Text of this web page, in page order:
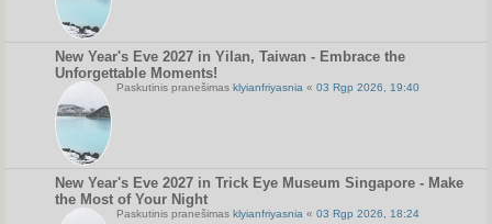
New Year's Eve 2027 in Yilan, Taiwan - Embrace the
Unforgettable Moments!
Paskutinis pranešimas klyianfriyasnia « 03 Rgp 2026, 19:40
New Year's Eve 2027 in Trick Eye Museum Singapore - Make
the Most of Your Night
Paskutinis pranešimas klyianfriyasnia « 03 Rgp 2026, 18:24